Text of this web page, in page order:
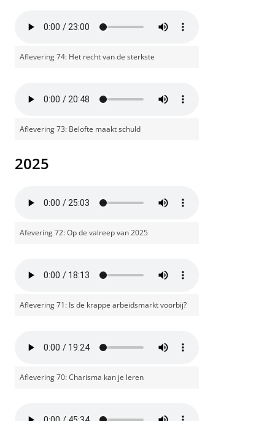
Aflevering 74: Het recht van de sterkste
Aflevering 73: Belofte maakt schuld
2025
Afevering 72: Op de valreep van 2025
Aflevering 71: Is de krappe arbeidsmarkt voorbij?
Aflevering 70: Charisma kan je leren